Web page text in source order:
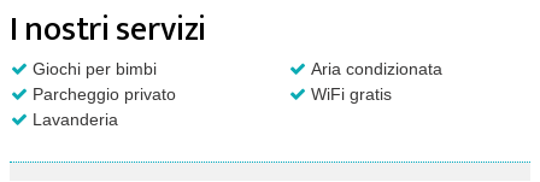
I nostri servizi
Giochi per bimbi
Aria condizionata
Parcheggio privato
WiFi gratis
Lavanderia